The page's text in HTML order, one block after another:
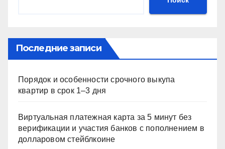
Последние записи
Порядок и особенности срочного выкупа
квартир в срок 1–3 дня
Виртуальная платежная карта за 5 минут без
верификации и участия банков с пополнением в
долларовом стейблкоине